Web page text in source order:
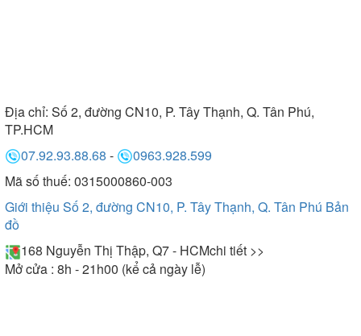
Địa chỉ: Số 2, đường CN10, P. Tây Thạnh, Q. Tân Phú,
TP.HCM
07.92.93.88.68 -
0963.928.599
Mã số thuế: 0315000860-003
Giới thiệu Số 2, đường CN10, P. Tây Thạnh, Q. Tân Phú Bản
đồ
168 Nguyễn Thị Thập, Q7 - HCMchi tiết >>
Mở cửa : 8h - 21h00 (kể cả ngày lễ)